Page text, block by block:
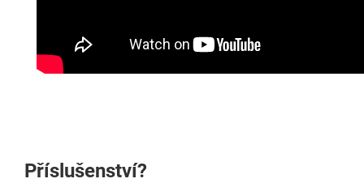
Příslušenství?